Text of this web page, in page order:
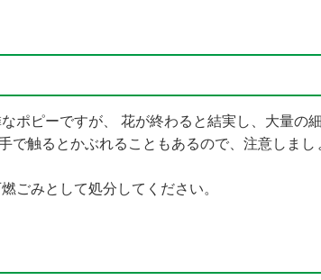
ポピーですが、 花が終わると結実し、大量の
触るとかぶれることもあるので、注意しまし
ごみとして処分してください。